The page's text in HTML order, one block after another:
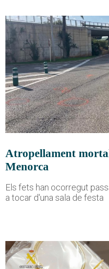
Atropellament
Menorca
Els fets han ocorregut
a tocar d'una sala de festa